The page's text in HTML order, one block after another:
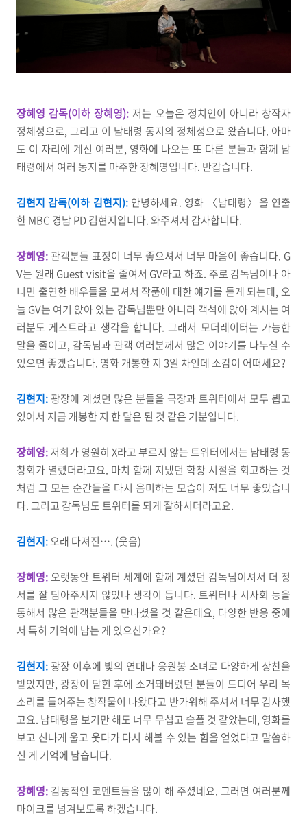
장혜영 감독(이하 장혜영): 저는 오늘은 정치인이 아니라 창작자
정체성으로, 그리고 이 남태령 동지의 정체성으로 왔습니다. 아마
도 이 자리에 계신 여러분, 영화에 나오는 또 다른 분들과 함께 남
태령에서 여러 동지를 마주한 장혜영입니다. 반갑습니다.
김현지 감독(이하 김현지): 안녕하세요. 영화 〈남태령〉을 연출
한 MBC 경남 PD 김현지입니다. 와주셔서 감사합니다.
장혜영:관객분들 표정이 너무 좋으셔서 너무 마음이 좋습니다. G
V는 원래 Guest visit을 줄여서 GV라고 하죠. 주로 감독님이나 아
니면 출연한 배우들을 모셔서 작품에 대한 얘기를 듣게 되는데, 오
늘 GV는 여기 앉아 있는 감독님뿐만 아니라 객석에 앉아 계시는 여
러분도 게스트라고 생각을 합니다. 그래서 모더레이터는 가능한
말을 줄이고, 감독님과 관객 여러분께서 많은 이야기를 나누실 수
있으면 좋겠습니다. 영화 개봉한 지 3일 차인데 소감이 어떠세요?
김현지:광장에 계셨던 많은 분들을 극장과 트위터에서 모두 뵙고
있어서 지금 개봉한 지 한 달은 된 것 같은 기분입니다.
장혜영:저희가 영원히 X라고 부르지 않는 트위터에서는 남태령 동
창회가 열렸더라고요. 마치 함께 지냈던 학창 시절을 회고하는 것
처럼 그 모든 순간들을 다시 음미하는 모습이 저도 너무 좋았습니
다. 그리고 감독님도 트위터를 되게 잘하시더라고요.
김현지:오래 다져진…. (웃음)
장혜영:오랫동안 트위터 세계에 함께 계셨던 감독님이셔서 더 정
서를 잘 담아주시지 않았나 생각이 듭니다. 트위터나 시사회 등을
통해서 많은 관객분들을 만나셨을 것 같은데요, 다양한 반응 중에
서 특히 기억에 남는 게 있으신가요?
김현지:광장 이후에 빛의 연대나 응원봉 소녀로 다양하게 상찬을
받았지만, 광장이 닫힌 후에 소거돼버렸던 분들이 드디어 우리 목
소리를 들어주는 창작물이 나왔다고 반가워해 주셔서 너무 감사했
고요. 남태령을 보기만 해도 너무 무섭고 슬플 것 같았는데, 영화를
보고 신나게 울고 웃다가 다시 해볼 수 있는 힘을 얻었다고 말씀하
신 게 기억에 남습니다.
장혜영: 감동적인 코멘트들을 많이 해 주셨네요. 그러면 여러분께
마이크를 넘겨보도록 하겠습니다.